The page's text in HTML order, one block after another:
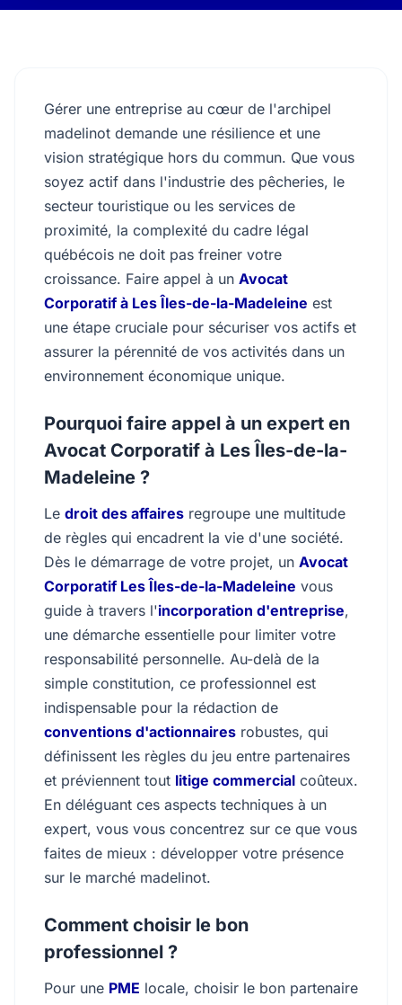
Gérer une entreprise au cœur de l'archipel
madelinot demande une résilience et une
vision stratégique hors du commun. Que vous
soyez actif dans l'industrie des pêcheries, le
secteur touristique ou les services de
proximité, la complexité du cadre légal
québécois ne doit pas freiner votre
croissance. Faire appel à un Avocat
Corporatif à Les Îles-de-la-Madeleine est
une étape cruciale pour sécuriser vos actifs et
assurer la pérennité de vos activités dans un
environnement économique unique.
Pourquoi faire appel à un expert en
Avocat Corporatif à Les Îles-de-la-
Madeleine ?
Le droit des affaires regroupe une multitude
de règles qui encadrent la vie d'une société.
Dès le démarrage de votre projet, un Avocat
Corporatif Les Îles-de-la-Madeleine vous
guide à travers l'incorporation d'entreprise,
une démarche essentielle pour limiter votre
responsabilité personnelle. Au-delà de la
simple constitution, ce professionnel est
indispensable pour la rédaction de
conventions d'actionnaires robustes, qui
définissent les règles du jeu entre partenaires
et préviennent tout litige commercial coûteux.
En déléguant ces aspects techniques à un
expert, vous vous concentrez sur ce que vous
faites de mieux : développer votre présence
sur le marché madelinot.
Comment choisir le bon
professionnel ?
Pour une PME locale, choisir le bon partenaire